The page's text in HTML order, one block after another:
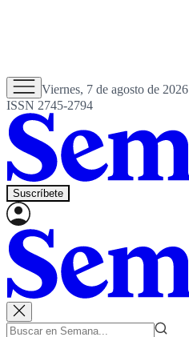
Viernes, 7 de agosto de 2026
ISSN 2745-2794
Suscríbete